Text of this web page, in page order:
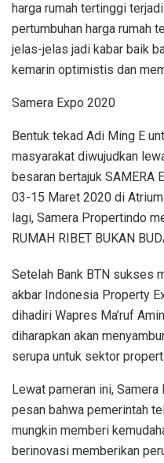
harga rumah tertinggi
pertumbuhan harga rumah
jelas-jelas jadi kabar baik
kemarin optimistis dan
Samera Expo 2020
Bentuk tekad Adi Ming E
masyarakat diwujudkan
besaran bertajuk SAMERA
03-15 Maret 2020 di
lagi, Samera Propertindo
RUMAH RIBET BUKAN
Setelah Bank BTN sukses
akbar Indonesia Property
dihadiri Wapres Ma’ruf
diharapkan akan
serupa untuk sektor
Lewat pameran ini,
pesan bahwa pemerintah
mungkin memberi
berinovasi memberikan